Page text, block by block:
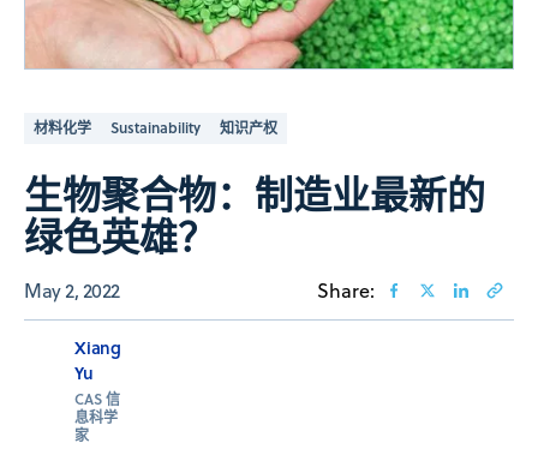
材料化学 Sustainability 知识产权
生物聚合物：制造业最新的
绿色英雄？
May 2, 2022 Share:
Xiang
Yu
CAS 信
息科学
家